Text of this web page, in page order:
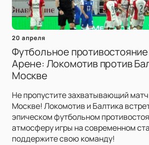
20 апреля
Футбольное
Арене: Локомотив против
Москве
Не пропустите захватывающий
Москве! Локомотив и Балтика
эпическом футбольном
атмосферу игры на современном
поддержите свою команду!